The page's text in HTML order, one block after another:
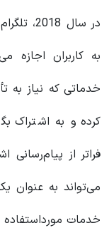
به کاربران
خدماتی که نیاز به
کرده و به اشتراک
فراتر از
می‌تواند به عنوان
خدمات مورداستفاده